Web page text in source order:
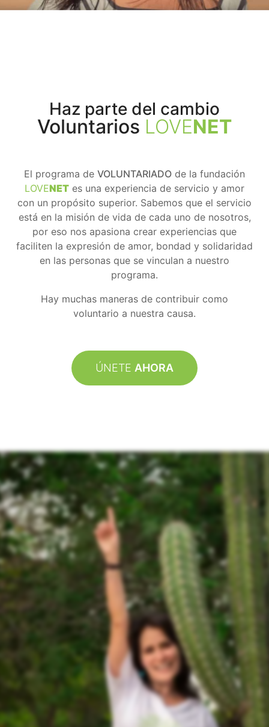
Haz parte del cambio
Voluntarios LOVENET
El programa de VOLUNTARIADO de la fundación
LOVENET es una experiencia de servicio y amor
con un propósito superior. Sabemos que el servicio
está en la misión de vida de cada uno de nosotros,
por eso nos apasiona crear experiencias que
faciliten la expresión de amor, bondad y solidaridad
en las personas que se vinculan a nuestro
programa.
Hay muchas maneras de contribuir como
voluntario a nuestra causa.
ÚNETE AHORA